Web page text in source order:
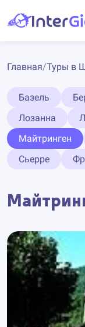
Главная/Туры в
Базель
Лозанна
Майтринген
Сьерре